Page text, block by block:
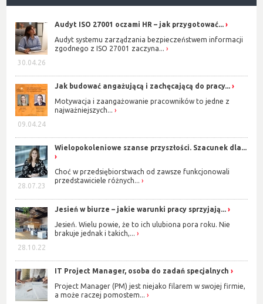
30.04.26
Audyt ISO 27001 oczami HR – jak przygotować...
Audyt systemu zarządzania bezpieczeństwem informacji
zgodnego z ISO 27001 zaczyna...
09.04.24
Jak budować angażującą i zachęcającą do pracy...
Motywacja i zaangażowanie pracowników to jedne z
najważniejszych...
28.07.23
Wielopokoleniowe szanse przyszłości. Szacunek dla...
Choć w przedsiębiorstwach od zawsze funkcjonowali
przedstawiciele różnych...
28.10.22
Jesień w biurze – jakie warunki pracy sprzyjają...
Jesień. Wielu powie, że to ich ulubiona pora roku. Nie
brakuje jednak i takich,...
IT Project Manager, osoba do zadań specjalnych
Project Manager (PM) jest niejako filarem w swojej firmie,
a może raczej pomostem...